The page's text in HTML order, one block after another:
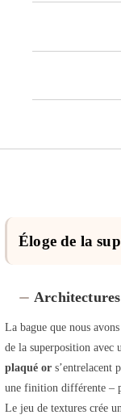
Éloge de la
La bague que nous
de la superposition avec
plaqué or s’entrelacent
une finition différente –
Le jeu de textures crée